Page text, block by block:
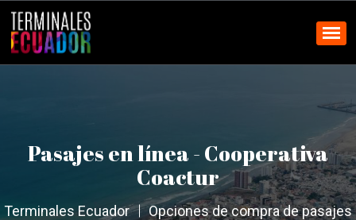
Pasajes en línea - Cooperativa
Coactur
Terminales Ecuador Opciones de compra de pasajes